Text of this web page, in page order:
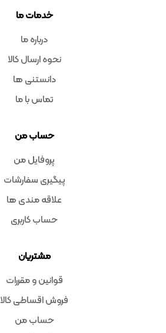
خدمات ما
درباره ما
نحوه ارسال کالا
دانستنی ها
تماس با ما
حساب من
پروفایل من
پیگیری سفارشات
علاقه مندی ها
حساب کاربری
مشتریان
قوانین و مقررات
فروش اقساطی کالا
حساب من